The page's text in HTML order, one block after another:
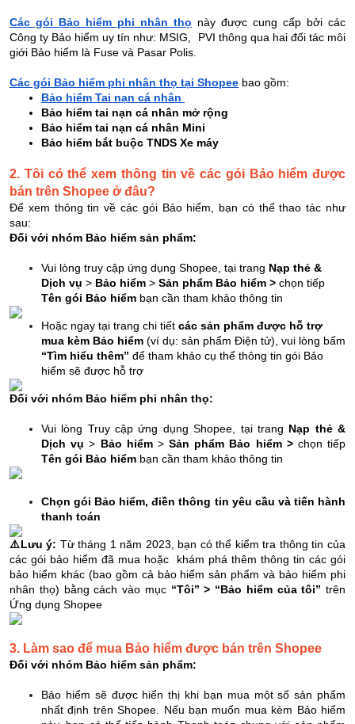
Các gói Bảo hiểm phi nhân thọ này được cung cấp bởi các
Công ty Bảo hiểm uy tín như: MSIG, PVI thông qua hai đối tác môi
giới Bảo hiểm là Fuse và Pasar Polis.
Các gói Bảo hiểm phi nhân thọ tại Shopee bao gồm:
Bảo hiểm Tai nạn cá nhân
Bảo hiểm tai nạn cá nhân mở rộng
Bảo hiểm tai nạn cá nhân Mini
Bảo hiểm bắt buộc TNDS Xe máy
2. Tôi có thể xem thông tin về các gói Bảo hiểm được
bán trên Shopee ở đâu?
Để xem thông tin về các gói Bảo hiểm, bạn có thể thao tác như
sau:
Đối với nhóm Bảo hiểm sản phẩm:
Vui lòng truy cập ứng dụng Shopee, tại trang Nạp thẻ &
Dịch vụ > Bảo hiểm > Sản phẩm Bảo hiểm > chọn tiếp
Tên gói Bảo hiểm bạn cần tham khảo thông tin
Hoặc ngay tại trang chi tiết các sản phẩm được hỗ trợ
mua kèm Bảo hiểm (ví dụ: sản phẩm Điện tử), vui lòng bấm
“Tìm hiểu thêm” để tham khảo cụ thể thông tin gói Bảo
hiểm sẽ được hỗ trợ
Đối với nhóm Bảo hiểm phi nhân thọ:
Vui lòng Truy cập ứng dụng Shopee, tại trang Nạp thẻ &
Dịch vụ > Bảo hiểm >Sản phẩm Bảo hiểm > chọn tiếp
Tên gói Bảo hiểm bạn cần tham khảo thông tin
Chọn gói Bảo hiểm, điền thông tin yêu cầu và tiến hành
thanh toán
⚠️Lưu ý: Từ tháng 1 năm 2023, bạn có thể kiểm tra thông tin của
các gói bảo hiểm đã mua hoặc khám phá thêm thông tin các gói
bảo hiểm khác (bao gồm cả bảo hiểm sản phẩm và bảo hiểm phi
nhân thọ) bằng cách vào mục “Tôi” > “Bảo hiểm của tôi” trên
Ứng dụng Shopee
3. Làm sao để mua Bảo hiểm được bán trên Shopee
Đối với nhóm Bảo hiểm sản phẩm:
Bảo hiểm sẽ được hiển thị khi bạn mua một số sản phẩm
nhất định trên Shopee. Nếu bạn muốn mua kèm Bảo hiểm